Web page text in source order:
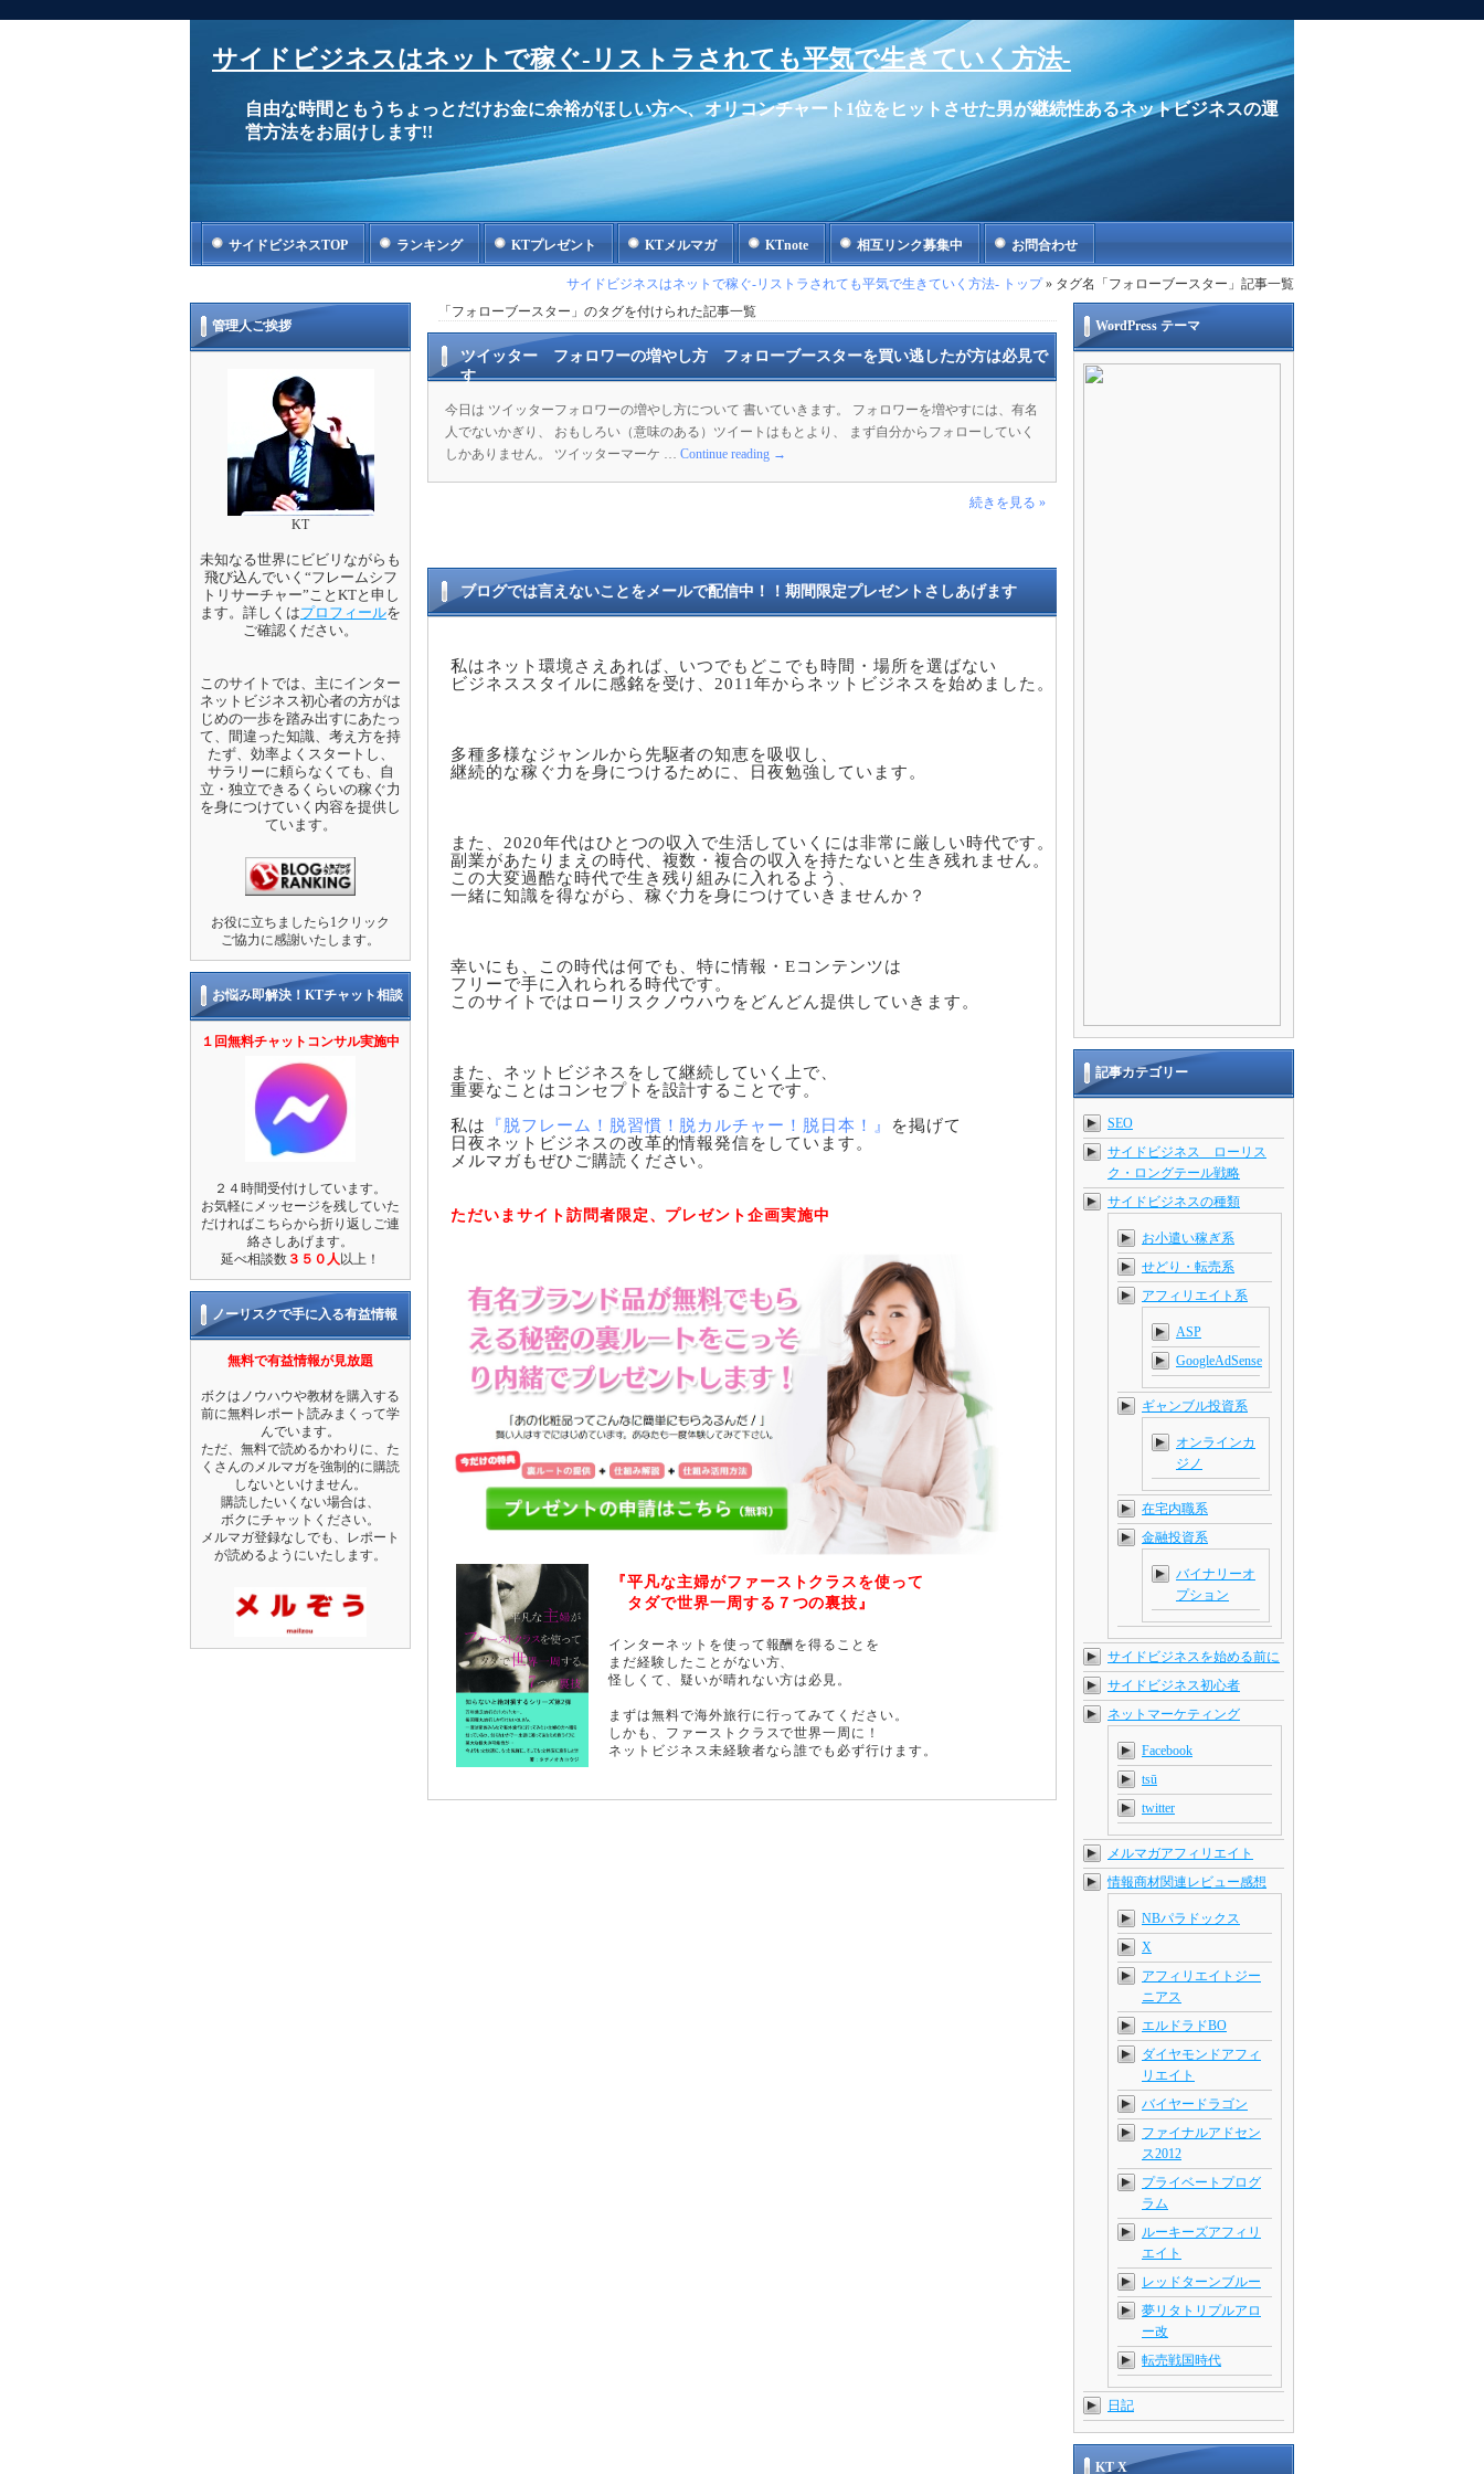
サイドビジネスはネットで稼ぐ-リストラされても平気で生きていく方法-
自由な時間ともうちょっとだけお金に余裕がほしい方へ、オリコンチャート1位をヒットさせた男が継続性あるネットビジネスの運
営方法をお届けします!!
サイドビジネスTOP ランキング KTプレゼント KTメルマガ KTnote 相互リンク募集中 お問合わせ
サイドビジネスはネットで稼ぐ-リストラされても平気で生きていく方法- トップ» タグ名「フォローブースター」記事一覧
「フォローブースター」のタグを付けられた記事一覧
ツイッター フォロワーの増やし方 フォローブースターを買い逃したが方は必見で
す
今日は ツイッターフォロワーの増やし方について 書いていきます。 フォロワーを増やすには、有名
人でないかぎり、 おもしろい（意味のある）ツイートはもとより、 まず自分からフォローしていく
しかありません。 ツイッターマーケ … Continue reading →
続きを見る »
ブログでは言えないことをメールで配信中！！期間限定プレゼントさしあげます
私はネット環境さえあれば、いつでもどこでも時間・場所を選ばない
ビジネススタイルに感銘を受け、2011年からネットビジネスを始めました。
多種多様なジャンルから先駆者の知恵を吸収し、
継続的な稼ぐ力を身につけるために、日夜勉強しています。
また、2020年代はひとつの収入で生活していくには非常に厳しい時代です。
副業があたりまえの時代、複数・複合の収入を持たないと生き残れません。
この大変過酷な時代で生き残り組みに入れるよう、
一緒に知識を得ながら、稼ぐ力を身につけていきませんか？
幸いにも、この時代は何でも、特に情報・Eコンテンツは
フリーで手に入れられる時代です。
このサイトではローリスクノウハウをどんどん提供していきます。
また、ネットビジネスをして継続していく上で、
重要なことはコンセプトを設計することです。
私は
『脱フレーム！脱習慣！脱カルチャー！脱日本！』
を掲げて
日夜ネットビジネスの改革的情報発信をしています。
メルマガもぜひご購読ください。
ただいまサイト訪問者限定、プレゼント企画実施中
『平凡な主婦がファーストクラスを使って
タダで世界一周する７つの裏技』
インターネットを使って報酬を得ることを
まだ経験したことがない方、
怪しくて、疑いが晴れない方は必見。
まずは無料で海外旅行に行ってみてください。
しかも、ファーストクラスで世界一周に！
ネットビジネス未経験者なら誰でも必ず行けます。
WordPress テーマ
記事カテゴリー
SEO
サイドビジネス ローリス
ク・ロングテール戦略
サイドビジネスの種類
お小遣い稼ぎ系
せどり・転売系
アフィリエイト系
ASP
GoogleAdSense
ギャンブル投資系
オンラインカ
ジノ
在宅内職系
金融投資系
バイナリーオ
プション
サイドビジネスを始める前に
サイドビジネス初心者
ネットマーケティング
Facebook
tsū
twitter
メルマガアフィリエイト
情報商材関連レビュー感想
NBパラドックス
X
アフィリエイトジー
ニアス
エルドラドBO
ダイヤモンドアフィ
リエイト
バイヤードラゴン
ファイナルアドセン
ス2012
プライベートプログ
ラム
ルーキーズアフィリ
エイト
レッドターンブルー
夢リタトリプルアロ
ー改
転売戦国時代
日記
KT X
管理人ご挨拶
KT
未知なる世界にビビリながらも
飛び込んでいく“フレームシフ
トリサーチャー”ことKTと申し
ます。詳しくはプロフィールを
ご確認ください。
このサイトでは、主にインター
ネットビジネス初心者の方がは
じめの一歩を踏み出すにあたっ
て、間違った知識、考え方を持
たず、効率よくスタートし、
サラリーに頼らなくても、自
立・独立できるくらいの稼ぐ力
を身につけていく内容を提供し
ています。
お役に立ちましたら1クリック
ご協力に感謝いたします。
お悩み即解決！KTチャット相談
１回無料チャットコンサル実施中
２４時間受付けしています。
お気軽にメッセージを残していた
だければこちらから折り返しご連
絡さしあげます。
延べ相談数 ３５０人 以上！
ノーリスクで手に入る有益情報
無料で有益情報が見放題
ボクはノウハウや教材を購入する
前に無料レポート読みまくって学
んでいます。
ただ、無料で読めるかわりに、た
くさんのメルマガを強制的に購読
しないといけません。
購読したいくない場合は、
ボクにチャットください。
メルマガ登録なしでも、レポート
が読めるようにいたします。